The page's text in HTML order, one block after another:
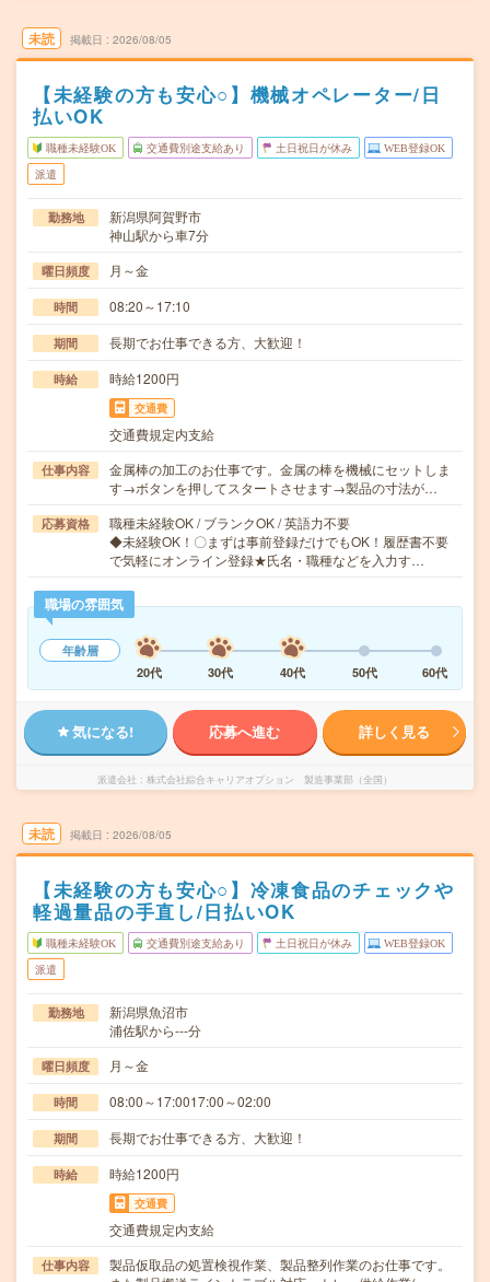
未読 掲載日 2026/08/05
【未経験の方も安心○】機械オペレーター/日
払いOK
職種未経験OK 交通費別途支給あり 土日祝日が休み WEB登録OK
派遣
勤務地
新潟県阿賀野市
神山駅から車7分
曜日頻度 月～金
時間 08:20～17:10
期間 長期でお仕事できる方、大歓迎！
時給 時給1200円
交通費
交通費規定内支給
仕事内容
金属棒の加工のお仕事です。金属の棒を機械にセットしま
す→ボタンを押してスタートさせます→製品の寸法が…
応募資格
職種未経験OK / ブランクOK / 英語力不要
◆未経験OK！〇まずは事前登録だけでもOK！履歴書不要
で気軽にオンライン登録★氏名・職種などを入力す…
職場の雰囲気
年齢層
20代
30代 40代 50代 60代
気になる! 応募へ進む 詳しく見る
派遣会社 株式会社綜合キャリアオプション 製造事業部（全国）
未読 掲載日 2026/08/05
【未経験の方も安心○】冷凍食品のチェックや
軽過量品の手直し/日払いOK
職種未経験OK 交通費別途支給あり 土日祝日が休み WEB登録OK
派遣
勤務地
新潟県魚沼市
浦佐駅から---分
曜日頻度 月～金
時間 08:00～17:0017:00～02:00
期間 長期でお仕事できる方、大歓迎！
時給 時給1200円
交通費
交通費規定内支給
仕事内容
製品仮取品の処置検視作業、製品整列作業のお仕事です。